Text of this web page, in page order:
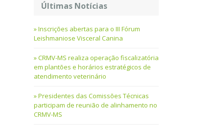
Últimas Notícias
Inscrições abertas para o III Fórum
Leishmaniose Visceral Canina
CRMV-MS realiza operação fiscalizatória
em plantões e horários estratégicos de
atendimento veterinário
Presidentes das Comissões Técnicas
participam de reunião de alinhamento no
CRMV-MS